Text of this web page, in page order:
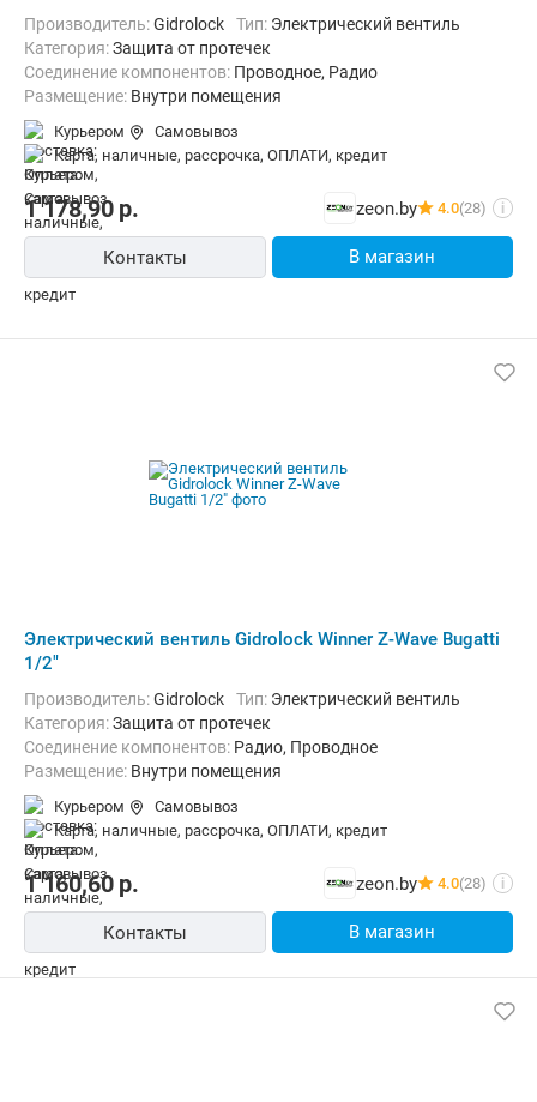
Производитель:Gidrolock Тип: Электрический вентиль
Категория:Защита от протечек
Соединение компонентов: Проводное, Радио
Размещение: Внутри помещения
Курьером
Самовывоз
карта, наличные, рассрочка, ОПЛАТИ, кредит
1 178,90р. zeon.by 4.0(28) i
Контакты В магазин
Электрический вентиль Gidrolock Winner Z-Wave Bugatti
1/2"
Производитель:Gidrolock Тип: Электрический вентиль
Категория:Защита от протечек
Соединение компонентов: Радио, Проводное
Размещение: Внутри помещения
Курьером
Самовывоз
карта, наличные, рассрочка, ОПЛАТИ, кредит
1 160,60р. zeon.by 4.0(28) i
Контакты В магазин